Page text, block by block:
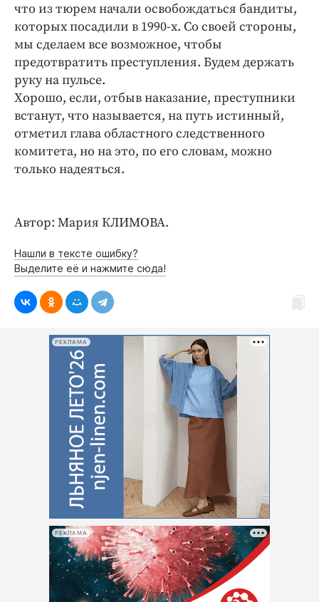
Бренд года
Работодатель года
что из тюрем начали освобождаться бандиты,
которых посадили в 1990-х. Со своей стороны,
мы сделаем все возможное, чтобы
предотвратить преступления. Будем держать
руку на пульсе.
Хорошо, если, отбыв наказание, преступники
встанут, что называется, на путь истинный,
отметил глава областного следственного
комитета, но на это, по его словам, можно
только надеяться.
Автор: Мария КЛИМОВА.
Нашли в тексте ошибку?
Выделите её и нажмите сюда!
РЕКЛАМА
РЕКЛАМА